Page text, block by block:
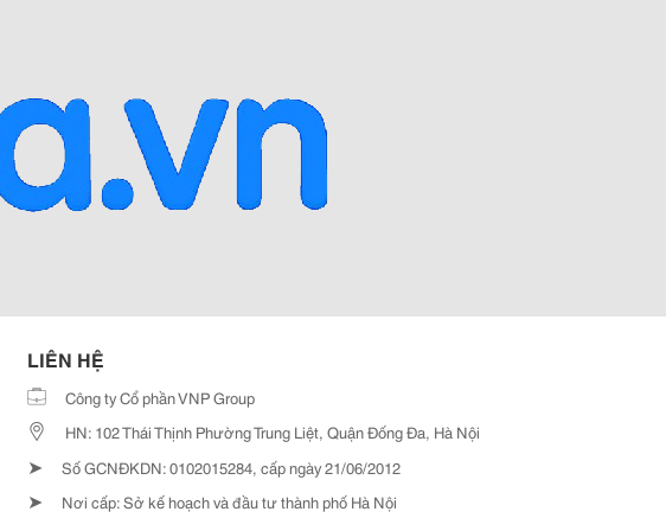
LIÊN HỆ
Công ty Cổ phần VNP Group
HN: 102 Thái Thịnh Phường Trung Liệt, Quận Đống Đa, Hà Nội
➤ Số GCNĐKDN: 0102015284, cấp ngày 21/06/2012
➤ Nơi cấp: Sở kế hoạch và đầu tư thành phố Hà Nội